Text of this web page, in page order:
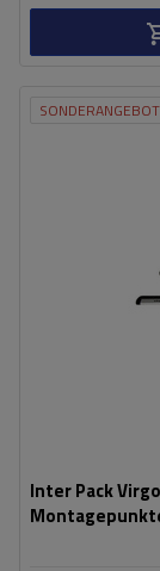
SONDERANGEBOT
Inter Pack